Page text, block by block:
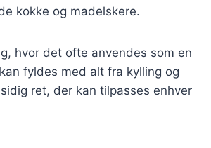
kokke og madelskere.
hvor det ofte anvendes som en
fyldes med alt fra kylling og
ret, der kan tilpasses enhver